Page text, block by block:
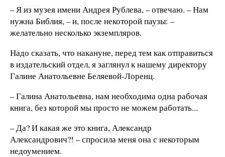
– Я из музея имени Андрея Рублева, – отвечаю. – Нам
нужна Библия, – и, после некоторой паузы: –
желательно несколько экземпляров.
Надо сказать, что накануне, перед тем как отправиться
в издательский отдел, я заглянул к нашему директору
Галине Анатольевне Беляевой-Лоренц.
– Галина Анатольевна, нам необходима одна рабочая
книга, без которой мы просто не можем работать...
– Да? И какая же это книга, Александр
Александрович?! – спросила меня она с некоторым
недоумением.